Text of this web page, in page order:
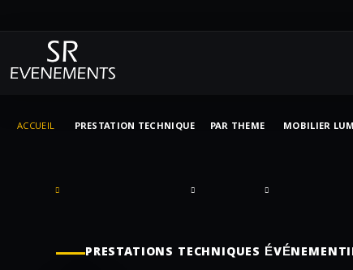
ACCUEIL PRESTATION TECHNIQUE PAR THEME MOBILIER
PRESTATIONS TECHNIQUES